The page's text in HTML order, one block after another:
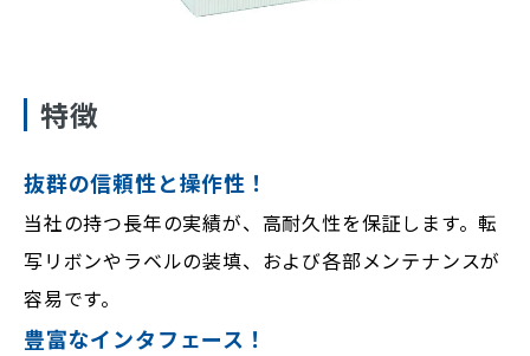
特徴
抜群の信頼性と操作性！
当社の持つ長年の実績が、高耐久性を保証します。転
写リボンやラベルの装填、および各部メンテナンスが
容易です。
豊富なインタフェース！